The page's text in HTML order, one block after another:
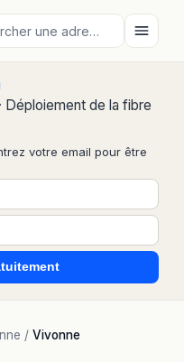
· Déploiement de la fibre
votre email pour être
/ Vivonne